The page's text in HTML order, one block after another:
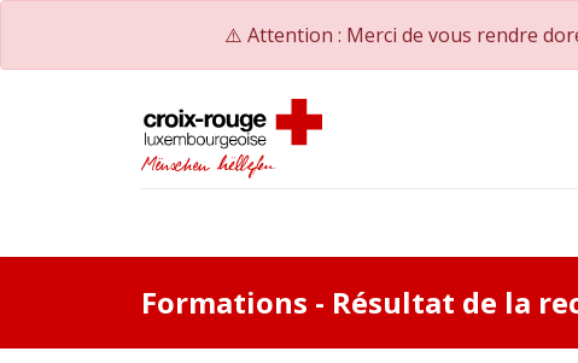
⚠️ Attention : Merci de vous rendre
Formations - Résultat de la